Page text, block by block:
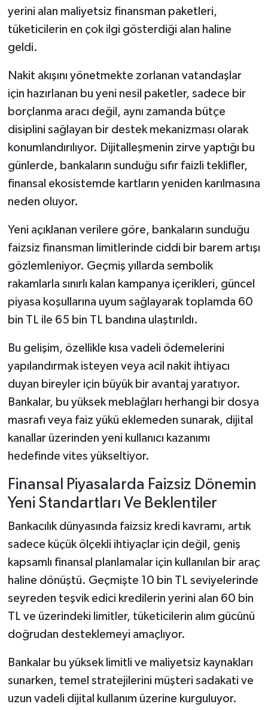
yerini alan maliyetsiz finansman paketleri,
tüketicilerin en çok ilgi gösterdiği alan haline
geldi.
Nakit akışını yönetmekte zorlanan vatandaşlar
için hazırlanan bu yeni nesil paketler, sadece bir
borçlanma aracı değil, aynı zamanda bütçe
disiplini sağlayan bir destek mekanizması olarak
konumlandırılıyor. Dijitalleşmenin zirve yaptığı bu
günlerde, bankaların sunduğu sıfır faizli teklifler,
finansal ekosistemde kartların yeniden karılmasına
neden oluyor.
Yeni açıklanan verilere göre, bankaların sunduğu
faizsiz finansman limitlerinde ciddi bir barem artışı
gözlemleniyor. Geçmiş yıllarda sembolik
rakamlarla sınırlı kalan kampanya içerikleri, güncel
piyasa koşullarına uyum sağlayarak toplamda 60
bin TL ile 65 bin TL bandına ulaştırıldı.
Bu gelişim, özellikle kısa vadeli ödemelerini
yapılandırmak isteyen veya acil nakit ihtiyacı
duyan bireyler için büyük bir avantaj yaratıyor.
Bankalar, bu yüksek meblağları herhangi bir dosya
masrafı veya faiz yükü eklemeden sunarak, dijital
kanallar üzerinden yeni kullanıcı kazanımı
hedefinde vites yükseltiyor.
Finansal Piyasalarda Faizsiz Dönemin
Yeni Standartları Ve Beklentiler
Bankacılık dünyasında faizsiz kredi kavramı, artık
sadece küçük ölçekli ihtiyaçlar için değil, geniş
kapsamlı finansal planlamalar için kullanılan bir araç
haline dönüştü. Geçmişte 10 bin TL seviyelerinde
seyreden teşvik edici kredilerin yerini alan 60 bin
TL ve üzerindeki limitler, tüketicilerin alım gücünü
doğrudan desteklemeyi amaçlıyor.
Bankalar bu yüksek limitli ve maliyetsiz kaynakları
sunarken, temel stratejilerini müşteri sadakati ve
uzun vadeli dijital kullanım üzerine kurguluyor.